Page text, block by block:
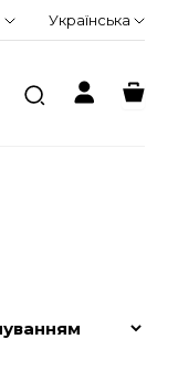
Українська